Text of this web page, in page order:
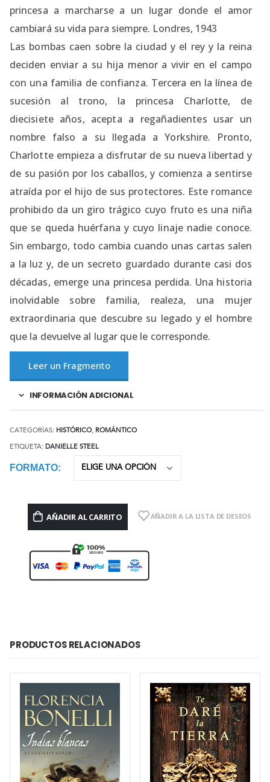
princesa a marcharse a un lugar donde el amor
cambiará su vida para siempre. Londres, 1943
Las bombas caen sobre la ciudad y el rey y la reina
deciden enviar a su hija menor a vivir en el campo
con una familia de confianza. Tercera en la línea de
sucesión al trono, la princesa Charlotte, de
diecisiete años, acepta a regañadientes usar un
nombre falso a su llegada a Yorkshire. Pronto,
Charlotte empieza a disfrutar de su nueva libertad y
de su pasión por los caballos, y comienza a sentirse
atraída por el hijo de sus protectores. Este romance
prohibido da un giro trágico cuyo fruto es una niña
que se queda huérfana y cuyo linaje nadie conoce.
Sin embargo, todo cambia cuando unas cartas salen
a la luz y, de un secreto guardado durante casi dos
décadas, emerge una princesa perdida. Una historia
inolvidable sobre familia, realeza, una mujer
extraordinaria que descubre su legado y el hombre
que la devuelve al lugar que le corresponde.
Leer un Fragmento
INFORMACIÓN ADICIONAL
CATEGORÍAS: HISTÓRICO, ROMÁNTICO
ETIQUETA: DANIELLE STEEL
FORMATO
AÑADIR AL CARRITO AÑADIR A LA LISTA DE DESEOS
PRODUCTOS RELACIONADOS